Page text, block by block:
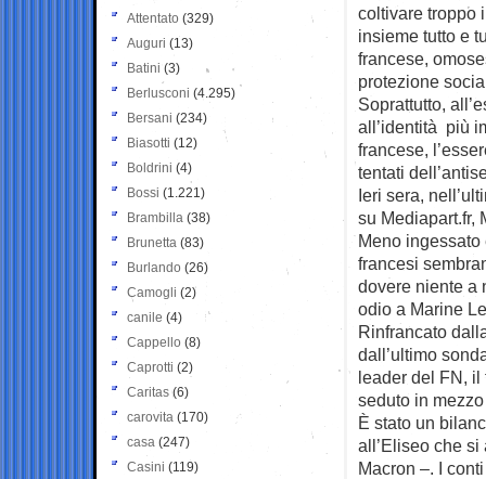
coltivare troppo
insieme tutto e
francese,
protezione
Soprattutto,
all’identità più
francese,
tentati
Ieri sera,
su Mediapart.fr,
Meno
francesi
dovere niente a
odio a Marine
Rinfrancato
dall’ultimo
leader del FN, il
seduto in
È stato un
all’Eliseo che
Macron –. I
Attentato (329)
Auguri (13)
Batini (3)
Berlusconi (4.295)
Bersani (234)
Biasotti (12)
Boldrini (4)
Bossi (1.221)
Brambilla (38)
Brunetta (83)
Burlando (26)
Camogli (2)
canile (4)
Cappello (8)
Caprotti (2)
Caritas (6)
carovita (170)
casa (247)
Casini (119)